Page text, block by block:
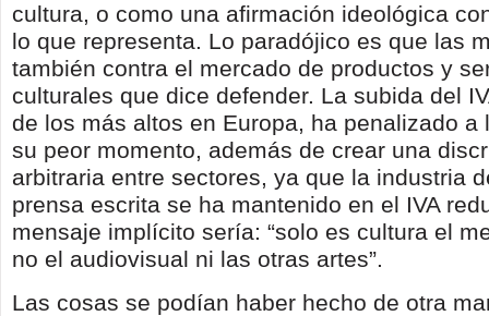
cultura, o como una afirmación ideológica
lo que representa. Lo paradójico es que las
también contra el mercado de productos y
culturales que dice defender. La subida del
de los más altos en Europa, ha penalizado a
su peor momento, además de crear una
arbitraria entre sectores, ya que la industria
prensa escrita se ha mantenido en el IVA
mensaje implícito sería: “solo es cultura el
no el audiovisual ni las otras artes”.
Las cosas se podían haber hecho de otra